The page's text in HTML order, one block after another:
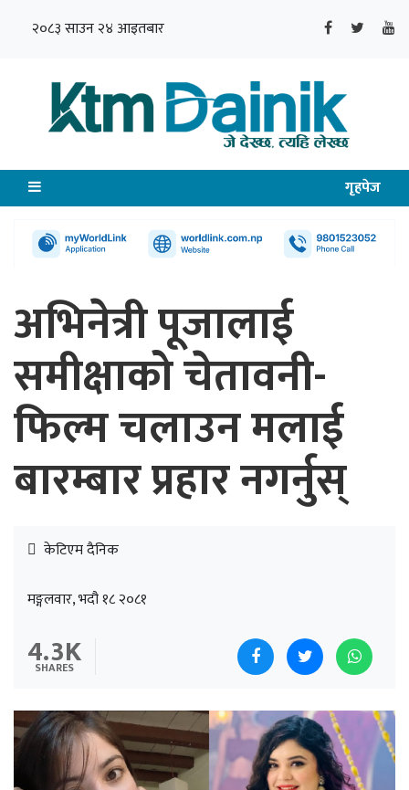
२०८३ साउन २४ आइतबार
गृहपेज
अभिनेत्री पूजालाई
समीक्षाको चेतावनी-
फिल्म चलाउन मलाई
बारम्बार प्रहार नगर्नुस्
केटिएम दैनिक
मङ्गलवार, भदौ १८ २०८१
4.3K
SHARES